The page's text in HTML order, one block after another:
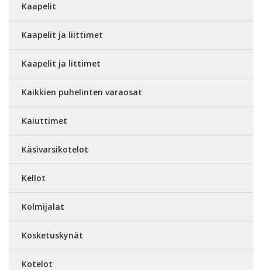
Kaapelit
Kaapelit ja liittimet
Kaapelit ja littimet
Kaikkien puhelinten varaosat
Kaiuttimet
Käsivarsikotelot
Kellot
Kolmijalat
Kosketuskynät
Kotelot